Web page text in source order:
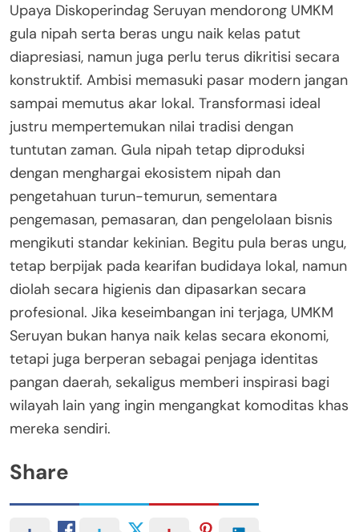
Upaya Diskoperindag Seruyan mendorong UMKM
gula nipah serta beras ungu naik kelas patut
diapresiasi, namun juga perlu terus dikritisi secara
konstruktif. Ambisi memasuki pasar modern jangan
sampai memutus akar lokal. Transformasi ideal
justru mempertemukan nilai tradisi dengan
tuntutan zaman. Gula nipah tetap diproduksi
dengan menghargai ekosistem nipah dan
pengetahuan turun-temurun, sementara
pengemasan, pemasaran, dan pengelolaan bisnis
mengikuti standar kekinian. Begitu pula beras ungu,
tetap berpijak pada kearifan budidaya lokal, namun
diolah secara higienis dan dipasarkan secara
profesional. Jika keseimbangan ini terjaga, UMKM
Seruyan bukan hanya naik kelas secara ekonomi,
tetapi juga berperan sebagai penjaga identitas
pangan daerah, sekaligus memberi inspirasi bagi
wilayah lain yang ingin mengangkat komoditas khas
mereka sendiri.
Share